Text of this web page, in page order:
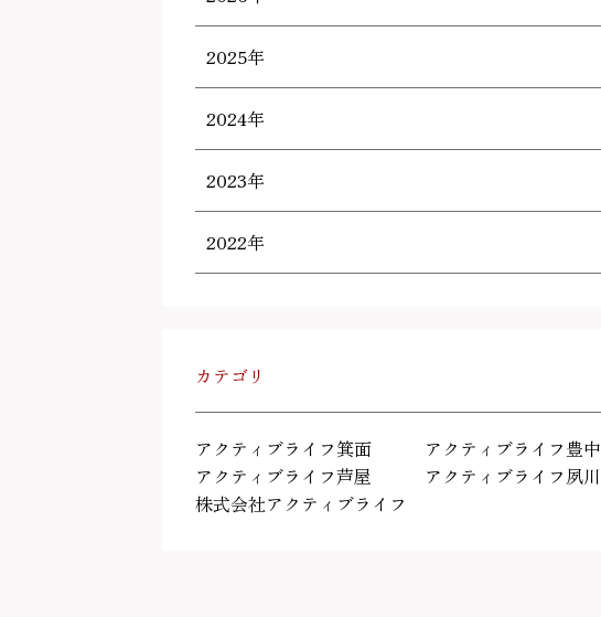
2025年
2024年
2023年
2022年
カテゴリ
アクティブライフ箕面 アクティブライフ豊中
アクティブライフ芦屋
アクティブライフ夙川
株式会社アクティブライフ